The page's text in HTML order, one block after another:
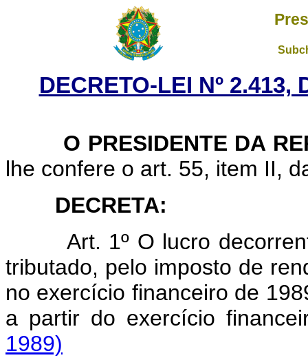
DECRETO-LEI Nº 2.413,
O PRESIDENTE DA
lhe confere o art. 55, item II,
DECRETA:
Art. 1º O lucro
tributado, pelo imposto de
no exercício financeiro de
a partir do exercício
1989)